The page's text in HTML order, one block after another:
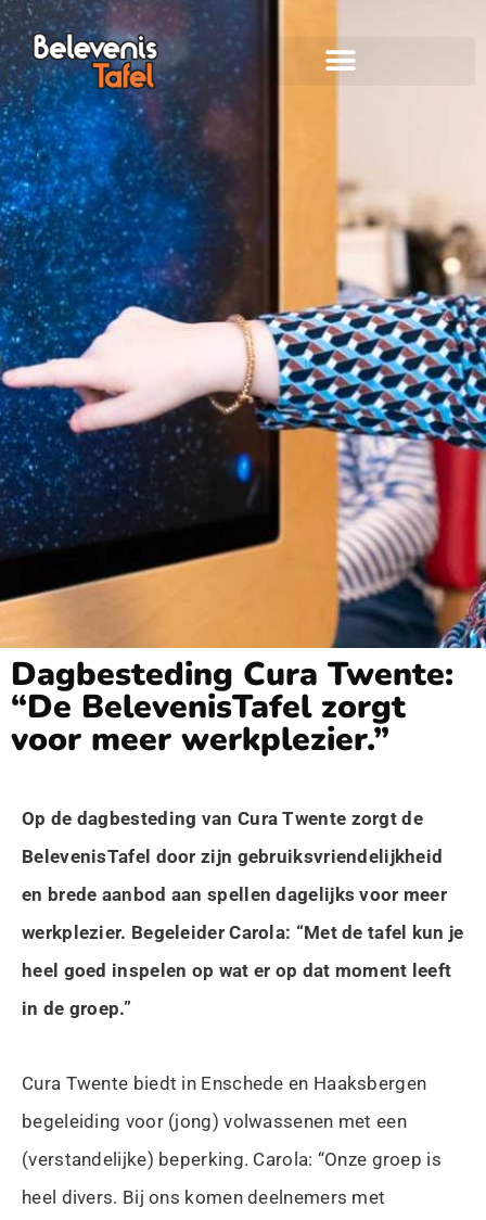
Dagbesteding Cura Twente:
“De BelevenisTafel zorgt
voor meer werkplezier.”
Op de dagbesteding van Cura Twente zorgt de
BelevenisTafel door zijn gebruiksvriendelijkheid
en brede aanbod aan spellen dagelijks voor meer
werkplezier. Begeleider Carola: “Met de tafel kun je
heel goed inspelen op wat er op dat moment leeft
in de groep.”
Cura Twente biedt in Enschede en Haaksbergen
begeleiding voor (jong) volwassenen met een
(verstandelijke) beperking. Carola: “Onze groep is
heel divers. Bij ons komen deelnemers met